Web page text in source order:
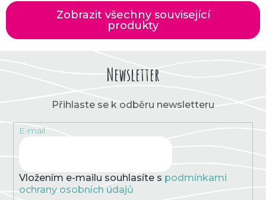
Zobrazit všechny související
produkty
Newsletter
Přihlaste se k odběru newsletteru
E-mail
Vložením e-mailu souhlasíte s podmínkami
ochrany osobních údajů